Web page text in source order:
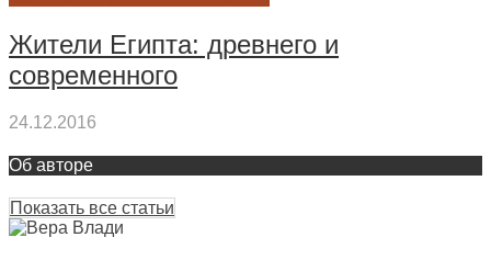
Жители Египта: древнего и
современного
24.12.2016
Об авторе
Показать все статьи